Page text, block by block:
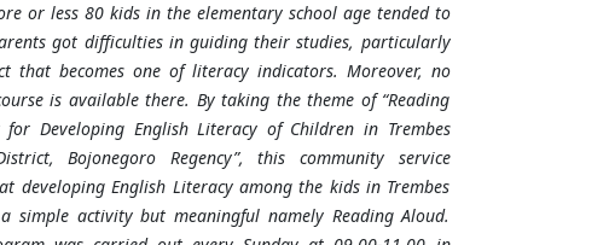
or less 80 kids in the elementary school age tended to
got difficulties in guiding their studies, particularly
that becomes one of literacy indicators. Moreover, no
is available there. By taking the theme of “Reading
Developing English Literacy of Children in Trembes
Bojonegoro Regency”, this community service
developing English Literacy among the kids in Trembes
simple activity but meaningful namely Reading Aloud.